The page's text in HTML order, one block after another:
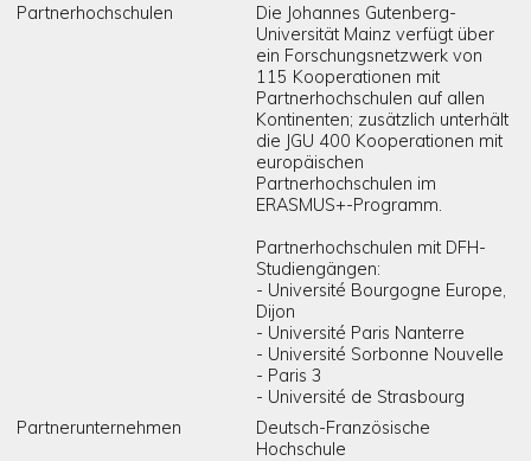
Partnerhochschulen
Die Johannes Gutenberg-
Universität Mainz verfügt über
ein Forschungsnetzwerk von
115 Kooperationen mit
Partnerhochschulen auf allen
Kontinenten; zusätzlich unterhält
die JGU 400 Kooperationen mit
europäischen
Partnerhochschulen im
ERASMUS+-Programm.
Partnerhochschulen mit DFH-
Studiengängen:
- Université Bourgogne Europe,
Dijon
- Université Paris Nanterre
- Université Sorbonne Nouvelle
- Paris 3
- Université de Strasbourg
Partnerunternehmen
Deutsch-Französische
Hochschule